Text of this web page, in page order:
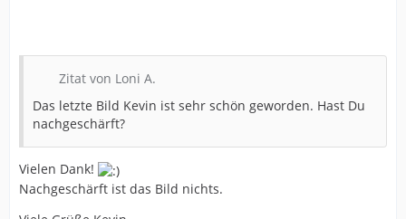
Zitat von Loni A.
Das letzte Bild Kevin ist sehr schön geworden. Hast Du
nachgeschärft?
Vielen Dank!
Nachgeschärft ist das Bild nichts.